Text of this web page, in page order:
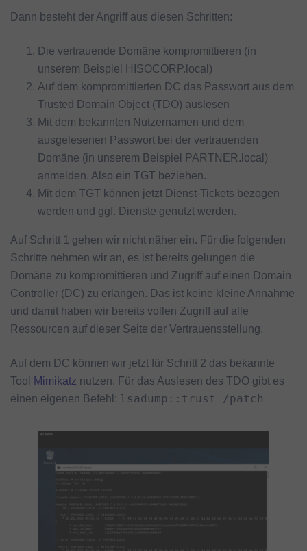
Dann besteht der Angriff aus diesen Schritten:
Die vertrauende Domäne kompromittieren (in
unserem Beispiel HISOCORP.local)
Auf dem kompromittierten DC das Passwort aus dem
Trusted Domain Object (TDO) auslesen
Mit dem bekannten Nutzernamen und dem
ausgelesenen Passwort bei der vertrauenden
Domäne (in unserem Beispiel PARTNER.local)
anmelden. Also ein TGT beziehen.
Mit dem TGT können jetzt Dienst-Tickets bezogen
werden und ggf. Dienste genutzt werden.
Auf Schritt 1 gehen wir nicht näher ein. Für die folgenden
Schritte nehmen wir an, es ist bereits gelungen die
Domäne zu kompromittieren und Zugriff auf einen Domain
Controller (DC) zu erlangen. Das ist keine kleine Annahme
und damit haben wir bereits vollen Zugriff auf alle
Ressourcen auf dieser Seite der Vertrauensstellung.
Auf dem DC können wir jetzt für Schritt 2 das bekannte
Tool
Mimikatz nutzen. Für das Auslesen des TDO gibt es
einen eigenen Befehl: lsadump::trust /patch